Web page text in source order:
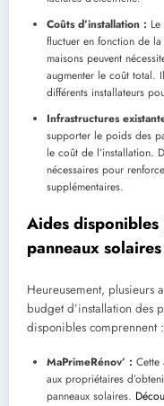
Coûts d’installation :
fluctuer en fonction de
maisons peuvent
augmenter le coût total.
différents installateurs
Infrastructures
supporter le poids des
le coût de l’installation.
nécessaires pour
supplémentaires.
Aides
panneaux solaires
Heureusement, plusieurs
budget d’installation des
disponibles comprennent :
MaPrimeRénov’ : Cette
aux propriétaires
panneaux solaires.